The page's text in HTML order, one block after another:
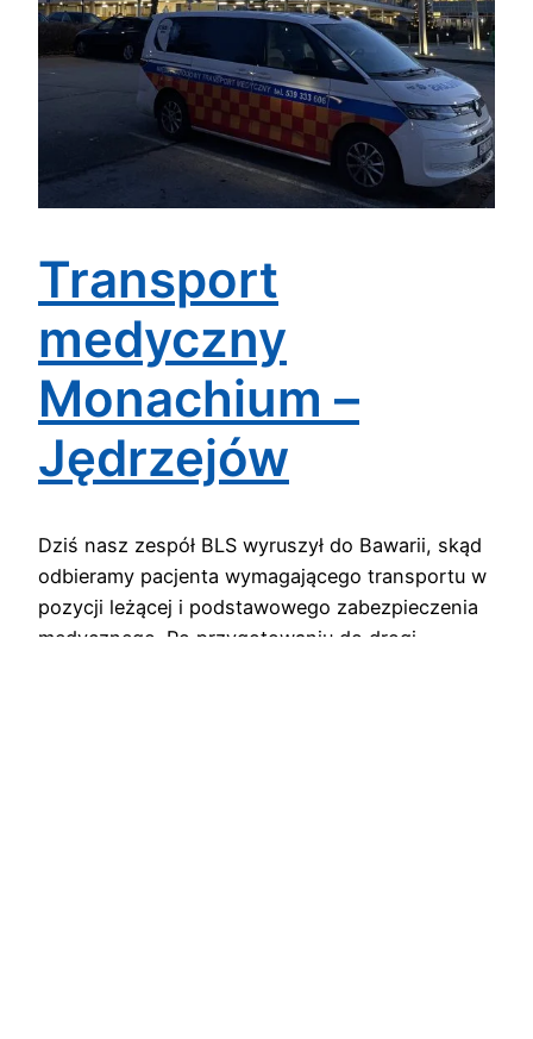
Transport
medyczny
Monachium –
Jędrzejów
Dziś nasz zespół BLS wyruszył do Bawarii, skąd
odbieramy pacjenta wymagającego transportu w
pozycji leżącej i podstawowego zabezpieczenia
medycznego. Po przygotowaniu do drogi